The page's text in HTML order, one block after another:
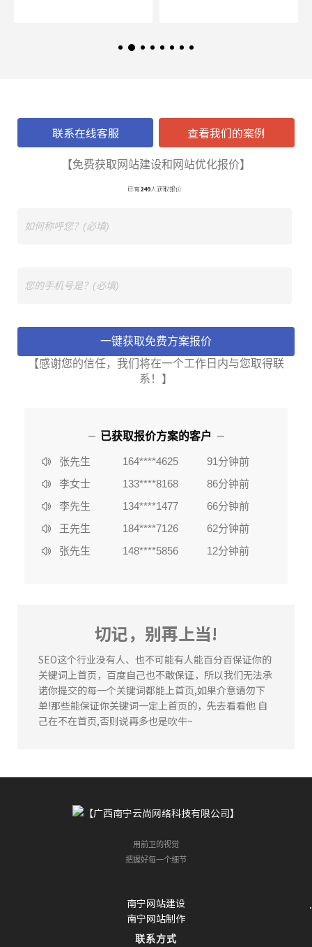
联系在线客服 查看我们的案例
【免费获取网站建设和网站优化报价】
已有249人获取报价
【感谢您的信任，我们将在一个工作日内与您取得联
系！】
已获取报价方案的客户
李女士
184****6636
37分钟前
张先生
164****4625
91分钟前
李女士
133****8168
86分钟前
李先生
134****1477
66分钟前
王先生
184****7126
62分钟前
张先生
148****5856
12分钟前
164****4625
91分钟前
李女士
133****8168
86分钟前
陈**
135****2578
3分钟前
李女士
184****6636
37分钟前
张先生
164****4625
切记，别再上当!
SEO这个行业没有人、也不可能有人能百分百保证你的
关键词上首页，百度自己也不敢保证，所以我们无法承
诺你提交的每一个关键词都能上首页,如果介意请勿下
单!那些能保证你关键词一定上首页的，先去看看他 自
己在不在首页,否则说再多也是吹牛~
用前卫的视觉
把握好每一个细节
南宁网站建设
南宁网站制作
联系方式